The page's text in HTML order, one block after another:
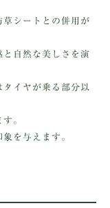
シートとの併用が
自然な美しさを演
イヤが乗る部分以
。
を与えます。